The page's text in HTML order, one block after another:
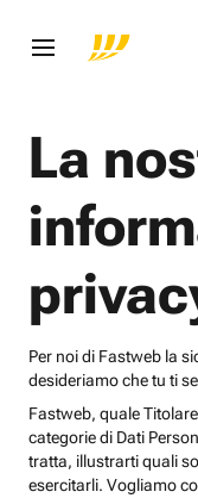
La
Per noi di Fastweb la
desideriamo che tu ti
Fastweb, quale
categorie di Dati
tratta, illustrarti quali
esercitarli. Vogliamo